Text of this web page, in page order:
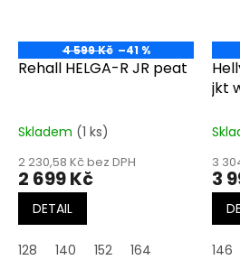
4 599 Kč –41 %
Rehall HELGA-R JR peat
Skladem (1 ks)
2 230,58 Kč bez DPH
2 699 Kč
DETAIL
128 140 152 164
jkt
3
3
146